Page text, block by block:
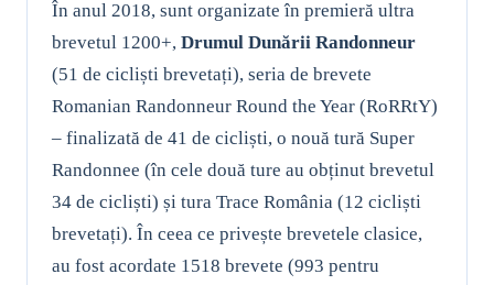
În anul 2018, sunt organizate în premieră ultra
brevetul 1200+, Drumul Dunării Randonneur
(51 de cicliști brevetați), seria de brevete
Romanian Randonneur Round the Year (RoRRtY)
– finalizată de 41 de cicliști, o nouă tură Super
Randonnee (în cele două ture au obținut brevetul
34 de cicliști) și tura Trace România (12 cicliști
brevetați). În ceea ce privește brevetele clasice,
au fost acordate 1518 brevete (993 pentru